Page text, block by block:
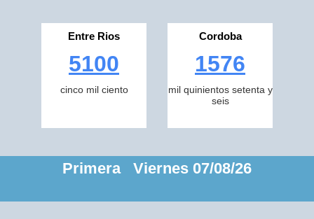
Entre Rios
5100
cinco mil ciento
Cordoba
1576
mil quinientos setenta y
seis
Primera Viernes 07/08/26